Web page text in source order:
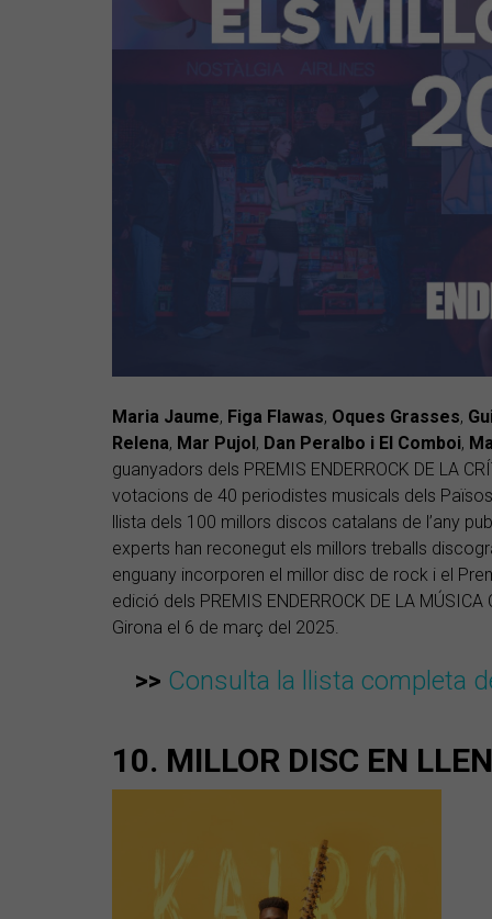
Maria Jaume, Figa Flawas, Oques Grasses,
Relena, Mar Pujol, Dan Peralbo i El Comboi,
guanyadors dels PREMIS ENDERROCK DE LA
votacions de 40 periodistes musicals dels
llista dels 100 millors discos catalans de l’any
experts han reconegut els millors treballs
enguany incorporen el millor disc de rock i el
edició dels PREMIS ENDERROCK DE LA
Girona el 6 de març del 2025.
>> Consulta la llista completa
10. MILLOR DISC EN